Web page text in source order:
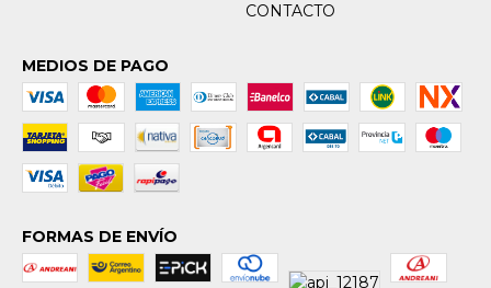
CONTACTO
MEDIOS DE PAGO
FORMAS DE ENVÍO